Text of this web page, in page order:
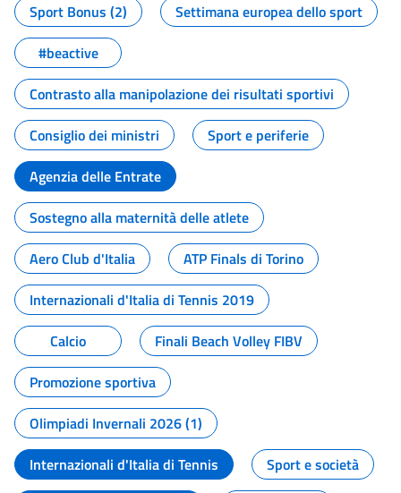
Sport Bonus (2)
Settimana europea dello sport
#beactive
Contrasto alla manipolazione dei risultati sportivi
Consiglio dei ministri
Sport e periferie
Agenzia delle Entrate
Sostegno alla maternità delle atlete
Aero Club d'Italia
ATP Finals di Torino
Internazionali d'Italia di Tennis 2019
Calcio
Finali Beach Volley FIBV
Promozione sportiva
Olimpiadi Invernali 2026 (1)
Internazionali d'Italia di Tennis
Sport e società